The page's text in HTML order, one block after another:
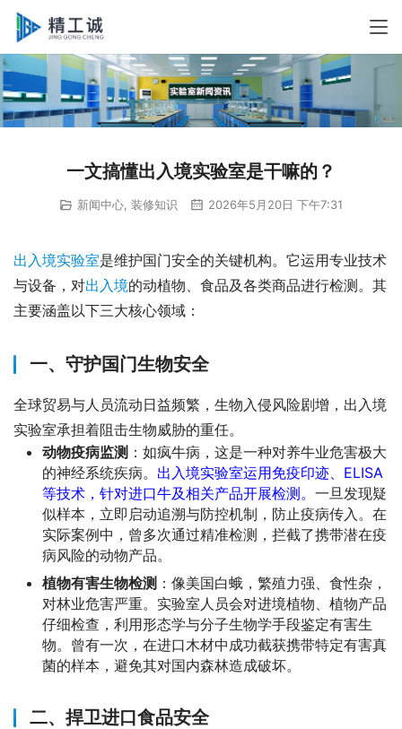
一文搞懂出入境实验室是干嘛的？
新闻中心 装修知识 2026年5月20日 下午7:31
出入境实验室是维护国门安全的关键机构。它运用专业技术
与设备，对出入境的动植物、食品及各类商品进行检测。其
主要涵盖以下三大核心领域：
一、守护国门生物安全
全球贸易与人员流动日益频繁，生物入侵风险剧增，出入境
实验室承担着阻击生物威胁的重任。
动物疫病监测 ：如疯牛病，这是一种对养牛业危害极大
的神经系统疾病。 出入境实验室运用免疫印迹、ELISA
等技术，针对进口牛及相关产品开展检测。 一旦发现疑
似样本，立即启动追溯与防控机制，防止疫病传入。在
实际案例中，曾多次通过精准检测，拦截了携带潜在疫
病风险的动物产品。
植物有害生物检测 ：像美国白蛾，繁殖力强、食性杂，
对林业危害严重。实验室人员会对进境植物、植物产品
仔细检查，利用形态学与分子生物学手段鉴定有害生
物。曾有一次，在进口木材中成功截获携带特定有害真
菌的样本，避免其对国内森林造成破坏。
二、捍卫进口食品安全